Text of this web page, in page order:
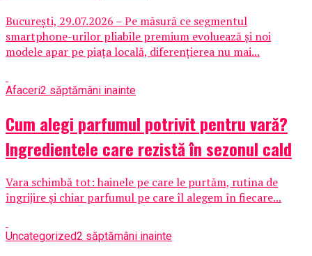
București, 29.07.2026 – Pe măsură ce segmentul
smartphone-urilor pliabile premium evoluează și noi
modele apar pe piața locală, diferențierea nu mai...
Afaceri2 săptămâni inainte
Cum alegi parfumul potrivit pentru vară?
Ingredientele care rezistă în sezonul cald
Vara schimbă tot: hainele pe care le purtăm, rutina de
îngrijire și chiar parfumul pe care îl alegem în fiecare...
Uncategorized2 săptămâni inainte